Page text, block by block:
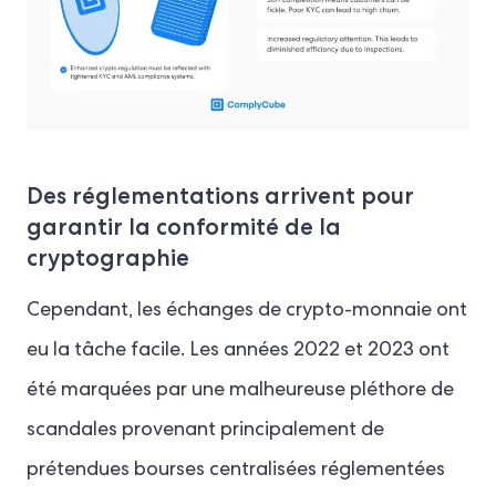
Des réglementations arrivent pour
garantir la conformité de la
cryptographie
Cependant, les échanges de crypto-monnaie ont
eu la tâche facile. Les années 2022 et 2023 ont
été marquées par une malheureuse pléthore de
scandales provenant principalement de
prétendues bourses centralisées réglementées